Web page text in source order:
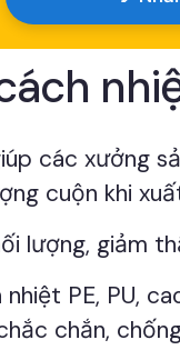
các xưởng
cuộn khi
lượng, giảm
PE, PU,
chắn,